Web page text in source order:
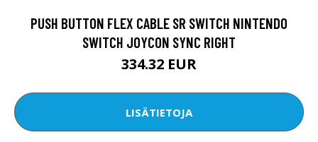
PUSH BUTTON FLEX CABLE SR SWITCH NINTENDO
SWITCH JOYCON SYNC RIGHT
334.32 EUR
LISÄTIETOJA